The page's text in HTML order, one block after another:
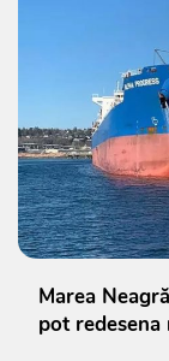
Marea
pot